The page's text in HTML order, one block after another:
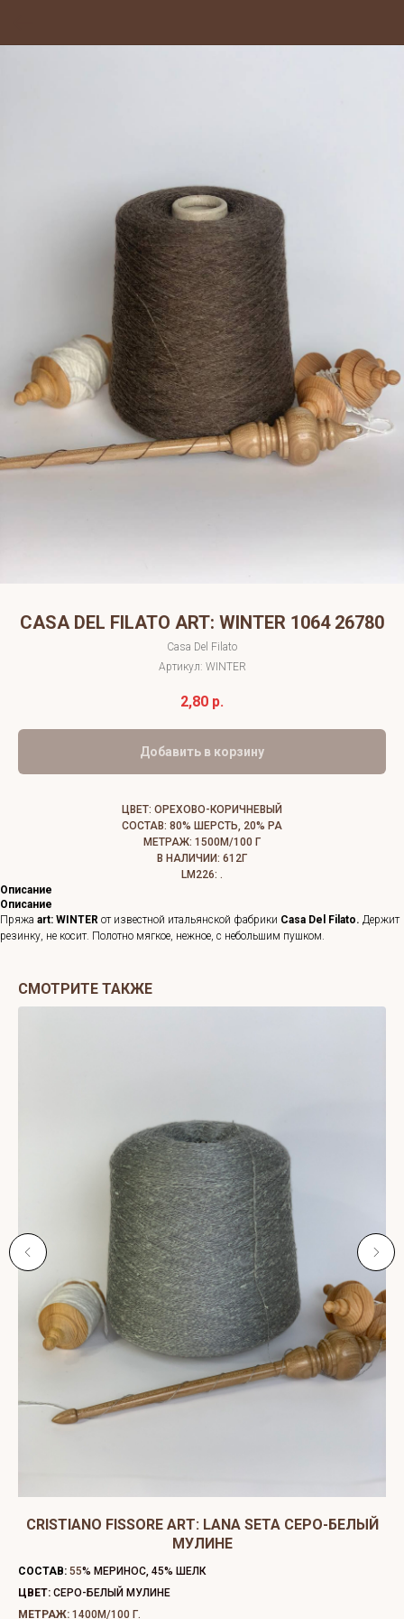
CASA DEL FILATO ART: WINTER 1064 26780
Casa Del Filato
Артикул: WINTER
2,80 р.
Добавить в корзину
ЦВЕТ: ОРЕХОВО-КОРИЧНЕВЫЙ
СОСТАВ: 80% ШЕРСТЬ, 20% PA
МЕТРАЖ: 1500М/100 Г
В НАЛИЧИИ: 612Г
LM226: .
Описание
Описание
Пряжа art: WINTER от известной итальянской фабрики Casa Del Filato. Держит
резинку, не косит. Полотно мягкое, нежное, с небольшим пушком.
СМОТРИТЕ ТАКЖЕ
CRISTIANO FISSORE ART: LANA SETA СЕРО-БЕЛЫЙ
МУЛИНЕ
СОСТАВ: 55% МЕРИНОС, 45% ШЕЛК
ЦВЕТ: СЕРО-БЕЛЫЙ МУЛИНЕ
МЕТРАЖ: 1400М/100 Г.